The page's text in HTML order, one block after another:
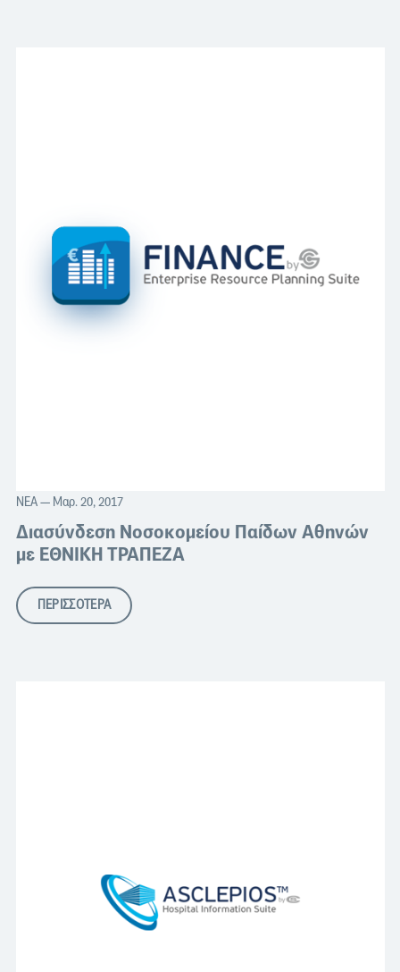
ΝΈΑ— Μαρ. 20, 2017
Διασύνδεση Νοσοκομείου Παίδων Αθηνών
με ΕΘΝΙΚΗ ΤΡΑΠΕΖΑ
ΠΕΡΙΣΣΟΤΕΡΑ